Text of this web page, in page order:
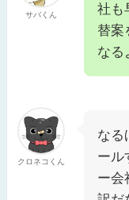
サバくん
社も
替案
なる
クロネコくん
なる
ール
ー会